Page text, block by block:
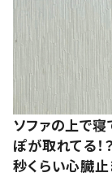
ソファの上で寝
ぽが取れてる！
秒くらい心臓止